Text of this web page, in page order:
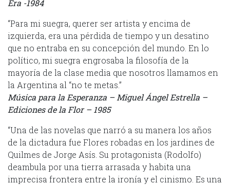
Era -1984
“Para mi suegra, querer ser artista y encima de
izquierda, era una pérdida de tiempo y un desatino
que no entraba en su concepción del mundo. En lo
político, mi suegra engrosaba la filosofía de la
mayoría de la clase media que nosotros llamamos en
la Argentina al “no te metas.”
Música para la Esperanza – Miguel Ángel Estrella –
Ediciones de la Flor – 1985
“Una de las novelas que narró a su manera los años
de la dictadura fue Flores robadas en los jardines de
Quilmes de Jorge Asís. Su protagonista (Rodolfo)
deambula por una tierra arrasada y habita una
imprecisa frontera entre la ironía y el cinismo. Es una